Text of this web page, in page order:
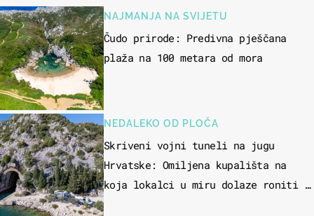
NAJMANJA NA SVIJETU
Čudo prirode: Predivna pješčana
plaža na 100 metara od mora
NEDALEKO OD PLOČA
Skriveni vojni tuneli na jugu
Hrvatske: Omiljena kupališta na
koja lokalci u miru dolaze roniti i